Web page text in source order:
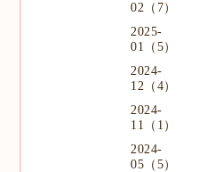
02（7）
2025-
01（5）
2024-
12（4）
2024-
11（1）
2024-
05（5）